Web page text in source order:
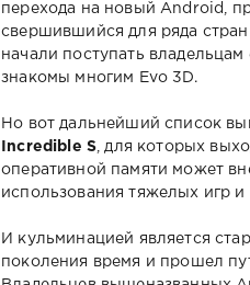
перехода на новый Android,
свершившийся для ряда
начали поступать
знакомы многим Evo 3D.
Но вот дальнейший список
Incredible S , для которых
оперативной памяти может
использования тяжелых игр
И кульминацией является
поколения время и прошел